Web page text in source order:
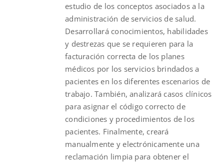
estudio de los conceptos asociados a la
administración de servicios de salud.
Desarrollará conocimientos, habilidades
y destrezas que se requieren para la
facturación correcta de los planes
médicos por los servicios brindados a
pacientes en los diferentes escenarios de
trabajo. También, analizará casos clínicos
para asignar el código correcto de
condiciones y procedimientos de los
pacientes. Finalmente, creará
manualmente y electrónicamente una
reclamación limpia para obtener el